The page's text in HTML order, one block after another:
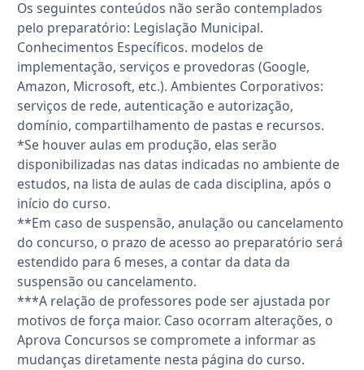
Os seguintes conteúdos não serão contemplados
pelo preparatório: Legislação Municipal.
Conhecimentos Específicos. modelos de
implementação, serviços e provedoras (Google,
Amazon, Microsoft, etc.). Ambientes Corporativos:
serviços de rede, autenticação e autorização,
domínio, compartilhamento de pastas e recursos.
*Se houver aulas em produção, elas serão
disponibilizadas nas datas indicadas no ambiente de
estudos, na lista de aulas de cada disciplina, após o
início do curso.
**Em caso de suspensão, anulação ou cancelamento
do concurso, o prazo de acesso ao preparatório será
estendido para 6 meses, a contar da data da
suspensão ou cancelamento.
***A relação de professores pode ser ajustada por
motivos de força maior. Caso ocorram alterações, o
Aprova Concursos se compromete a informar as
mudanças diretamente nesta página do curso.